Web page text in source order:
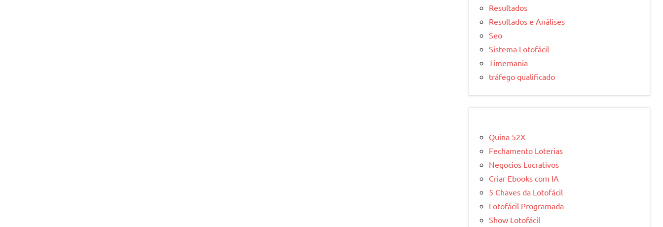
Resultados
Resultados e Análises
Seo
Sistema Lotofácil
Timemania
tráfego qualificado
Quina 52X
Fechamento Loterias
Negocios Lucrativos
Criar Ebooks com IA
5 Chaves da Lotofácil
Lotofácil Programada
Show Lotofácil